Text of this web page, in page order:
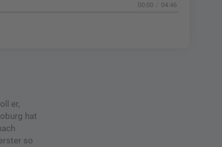
00:00 04:46
er,
hat
so